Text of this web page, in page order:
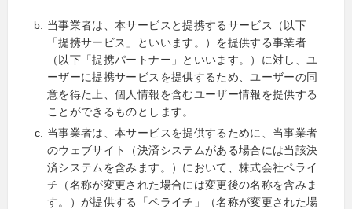
当事業者は、本サービスと提携するサービス（以下
「提携サービス」といいます。）を提供する事業者
（以下「提携パートナー」といいます。）に対し、ユ
ーザーに提携サービスを提供するため、ユーザーの同
意を得た上、個人情報を含むユーザー情報を提供する
ことができるものとします。
当事業者は、本サービスを提供するために、当事業者
のウェブサイト（決済システムがある場合には当該決
済システムを含みます。）において、株式会社ペライ
チ（名称が変更された場合には変更後の名称を含みま
す。）が提供する「ペライチ」（名称が変更された場